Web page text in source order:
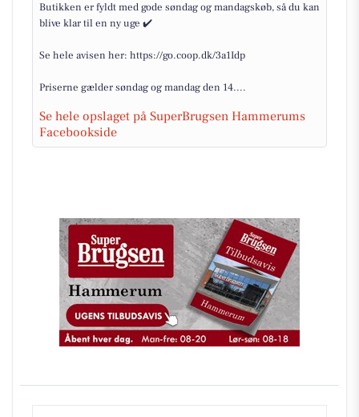
Butikken er fyldt med gode søndag og mandagskøb, så du kan
blive klar til en ny uge ✔️
Se hele avisen her: https://go.coop.dk/3a1Idp
Priserne gælder søndag og mandag den 14....
Se hele opslaget på SuperBrugsen Hammerums
Facebookside